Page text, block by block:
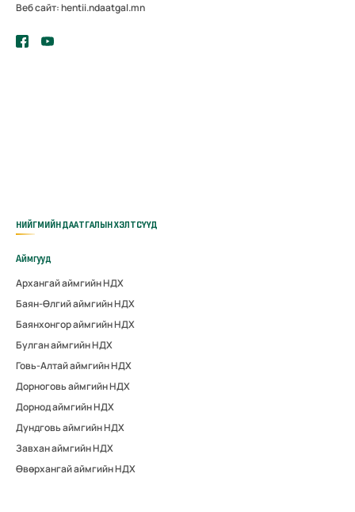
Веб сайт: hentii.ndaatgal.mn
НИЙГМИЙН ДААТГАЛЫН ХЭЛТСҮҮД
Аймгууд
Архангай аймгийн НДХ
Баян-Өлгий аймгийн НДХ
Баянхонгор аймгийн НДХ
Булган аймгийн НДХ
Говь-Алтай аймгийн НДХ
Дорноговь аймгийн НДХ
Дорнод аймгийн НДХ
Дундговь аймгийн НДХ
Завхан аймгийн НДХ
Өвөрхангай аймгийн НДХ